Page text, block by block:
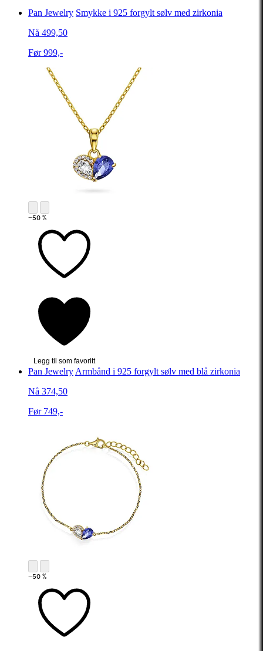
Pan Jewelry Smykke i 925 forgylt sølv med zirkonia
Nå 499,50
Før 999,-
−50 %
Legg til som favoritt
Pan Jewelry Armbånd i 925 forgylt sølv med blå zirkonia
Nå 374,50
Før 749,-
−50 %